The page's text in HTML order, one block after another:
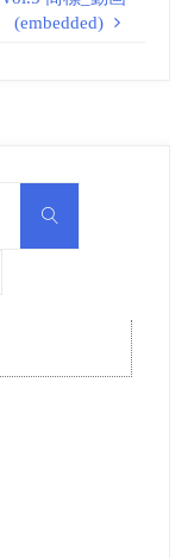
(embedded)
検